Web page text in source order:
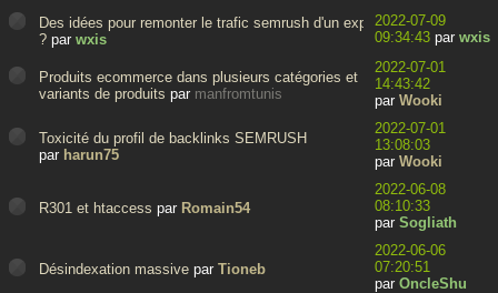
Des idées pour remonter le trafic semrush d'un expiré
? parwxis
2022-07-09
09:34:43 par wxis
Produits ecommerce dans plusieurs catégories et
variants de produits par manfromtunis
2022-07-01
14:43:42
par Wooki
Toxicité du profil de backlinks SEMRUSH
par harun75
2022-07-01
13:08:03
par Wooki
R301 et htaccess par Romain54
2022-06-08
08:10:33
par Sogliath
Désindexation massive parTioneb
2022-06-06
07:20:51
par OncleShu